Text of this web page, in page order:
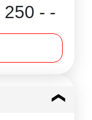
- -